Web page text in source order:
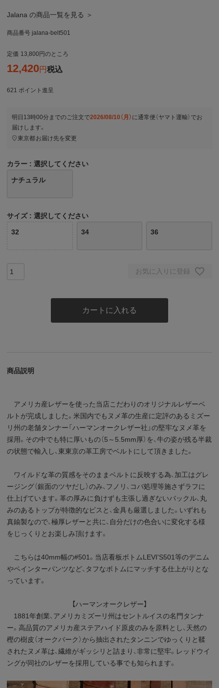
Jalana の商品一覧を見る ＞
商品番号 jalana-belt501
定価 13,800 のところ
12,420 税込
621 ポイント進呈
明日 13時00分 までのご注文で2026/08/10（月） に通常便（ヤマト運輸） でお
届けします。
東京都お届け先を変更
カラー 選択してください
ナチュラル
サイズ 選択してください
32 34 36
お気に入りに登録
カートに入れる
商品説明
アメリカ産レザーを使った当店こだわりのオリジナルレザーベ
ルトが完成しました。米国内でもヌメ革の生産に定評のあるミズー
リ州の老舗タンナー「ハーマンオークレザー社」の堅牢なヌメ革を
採用。その中でも特に厚いもの（5～5.5mm厚）を、牛の姿が残る半裁
の状態で輸入し、東東京の革工房でベルトにして頂きました。
ワイルドな革の質感をそのままベルトに反映する為、加工はグレ
ージング（銀面のツヤだし）のみ、フノリ、コバ処理等施さずラフに
仕上げています。革の厚みに負けずも主張し過ぎないバックル、丸
みのあるトップが特徴的なビスと、金具も厳選しました。いずれも
真鍮製なので、極厚レザーと共に、自分だけの色合いに変化する様
をじっくりとお楽しみ頂けます。
こちらは40mm幅の#501。当店看板ボトムLEVI'S501等のデニム
やペインターパンツなど、タフなボトムにマッチする仕上がりとな
っています。
【ハーマンオークレザー】
1881年創業、アメリカミズーリ州はセントルイスの名門タンナ
ー。高品質のアメリカ産ステアハイド原皮のみを原料とし、天然の
樫の樹皮（オークバーク）から抽出されたタンニンでゆっくりと鞣
されたヌメ革は、繊維がギッシリと詰まり、非常に堅牢。レッドウイ
ングが同社のレザーを採用している事でも知られます。